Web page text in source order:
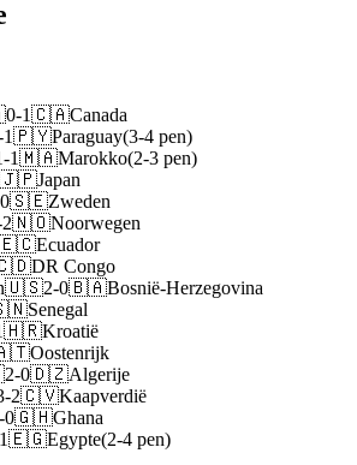
0-1🇨🇦Canada
1🇵🇾Paraguay(3-4 pen)
-1🇲🇦Marokko(2-3 pen)
🇯🇵Japan
0🇸🇪Zweden
2🇳🇴Noorwegen
Ecuador
DR Congo
🇺🇸2-0🇧🇦Bosnië-Herzegovina
Senegal
🇭🇷Kroatië
Oostenrijk
2-0🇩🇿Algerije
-2🇨🇻Kaapverdië
-0🇬🇭Ghana
1🇪🇬Egypte(2-4 pen)